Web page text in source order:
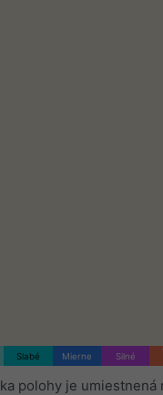
Slabé Mierne Silné
polohy je umiestnená